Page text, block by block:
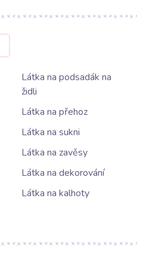
Látka na podsadák na
židli
Látka na přehoz
Látka na sukni
Látka na zavěsy
Látka na dekorování
Látka na kalhoty